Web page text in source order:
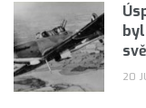
20